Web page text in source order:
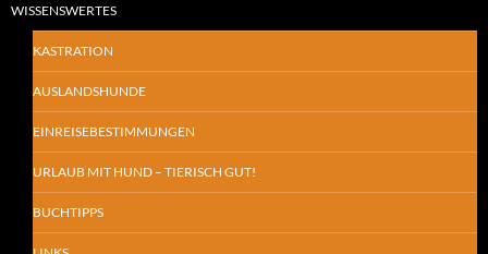
WISSENSWERTES
KASTRATION
AUSLANDSHUNDE
EINREISEBESTIMMUNGEN
URLAUB MIT HUND – TIERISCH GUT!
BUCHTIPPS